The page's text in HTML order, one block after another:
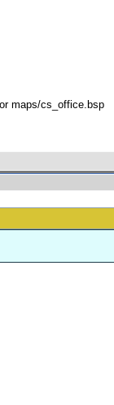
maps/cs_office.bsp